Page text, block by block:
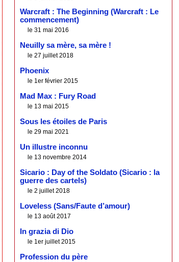
Warcraft : The Beginning (Warcraft : Le
commencement)
le 31 mai 2016
Neuilly sa mère, sa mère !
le 27 juillet 2018
Phoenix
le 1er février 2015
Mad Max : Fury Road
le 13 mai 2015
Sous les étoiles de Paris
le 29 mai 2021
Un illustre inconnu
le 13 novembre 2014
Sicario : Day of the Soldato (Sicario : la
guerre des cartels)
le 2 juillet 2018
Loveless (Sans/Faute d’amour)
le 13 août 2017
In grazia di Dio
le 1er juillet 2015
Profession du père